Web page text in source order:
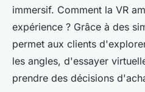
immersif. Comment la VR
expérience ? Grâce à des
permet aux clients
les angles, d'essayer
prendre des décisions